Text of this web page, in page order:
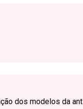
dos modelos da